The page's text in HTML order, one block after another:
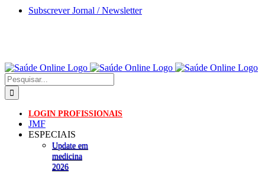
Skip
Subscrever Jornal / Newsletter
Pesquisar
LOGIN PROFISSIONAIS
JMF
ESPECIAIS
Update em
medicina
2026